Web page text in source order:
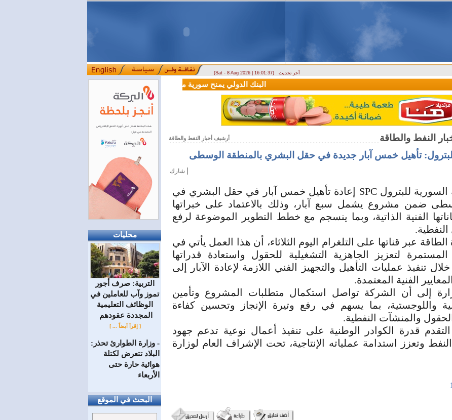
(Sat - 8 Aug 2026 | 16:01:37) آخر تحديث
محليات
التربية: صرف أجور
تموز وآب للعاملين في
الوظائف ‏التعليمية
المجددة عقودهم ‏
[ إقرأ أيضاً ... ]
= وزارة الطوارئ تحذر:
البلاد تتعرض لكتلة
هوائية حارة حتى
الأربعاء
البحث في الموقع
البنك الدولي يمنح سورية منحة مالية بقيمة 100 مليون دولار لدعم إصلاحات القطاع المالي
أرشيف أخبار النفط والطاقة
تأهيل خمس آبار جديدة في حقل البشري بالمنطقة الوسطى
شارك |
أنهت الشركة السورية للبترول ‏SPC‏ إعادة تأهيل خمس آبار في حقل البشري في
ضمن مشروع يشمل سبع آبار، وذلك بالاعتماد على خبراتها
الفنية الذاتية، وبما ينسجم مع خطط التطوير الموضوعة لرفع
عبر قناتها على التلغرام اليوم الثلاثاء، أن هذا العمل يأتي في
المستمرة لتعزيز الجاهزية التشغيلية للحقول واستعادة قدراتها
خلال ‏تنفيذ عمليات التأهيل والتجهيز الفني اللازمة لإعادة الآبار إلى
الفنية ‏المعتمدة.‏
إلى أن الشركة تواصل استكمال متطلبات المشروع وتأمين
‏واللوجستية، بما يسهم في رفع وتيرة الإنجاز وتحسين كفاءة
والمنشآت ‏النفطية.‏
قدرة الكوادر الوطنية على تنفيذ أعمال نوعية تدعم جهود
وتعزز استدامة عملياته الإنتاجية، تحت الإشراف العام لوزارة